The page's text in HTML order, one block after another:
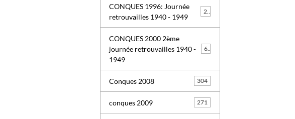
CONQUES 1996: Journée
retrouvailles 1940 - 1949
CONQUES 2000 2ème
journée retrouvailles 1940 -
1949
63
Conques 2008 304
conques 2009 271